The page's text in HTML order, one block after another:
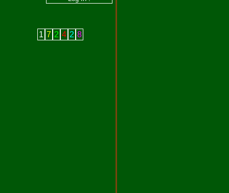
1 7 2 4 2 8